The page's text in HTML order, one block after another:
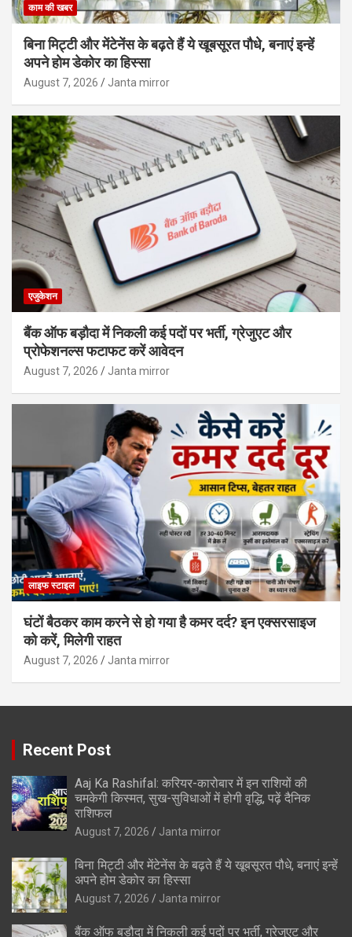
काम की खबर
बिना मिट्टी और मेंटेनेंस के बढ़ते हैं ये खूबसूरत पौधे, बनाएं इन्‍हें
अपने होम डेकोर का हिस्‍सा
August 7, 2026 Janta mirror
एजुकेशन
बैंक ऑफ बड़ौदा में निकली कई पदों पर भर्ती, ग्रेजुएट और
प्रोफेशनल्स फटाफट करें आवेदन
August 7, 2026 Janta mirror
लाइफ स्टाइल
घंटों बैठकर काम करने से हो गया है कमर दर्द? इन एक्सरसाइज
को करें, मिलेगी राहत
August 7, 2026 Janta mirror
Recent Post
Aaj Ka Rashifal: करियर-कारोबार में इन राशियों की
चमकेगी किस्मत, सुख-सुविधाओं में होगी वृद्धि, पढ़ें दैनिक
राशिफल
August 7, 2026 Janta mirror
बिना मिट्टी और मेंटेनेंस के बढ़ते हैं ये खूबसूरत पौधे, बनाएं इन्‍हें
अपने होम डेकोर का हिस्‍सा
August 7, 2026 Janta mirror
बैंक ऑफ बड़ौदा में निकली कई पदों पर भर्ती, ग्रेजुएट और